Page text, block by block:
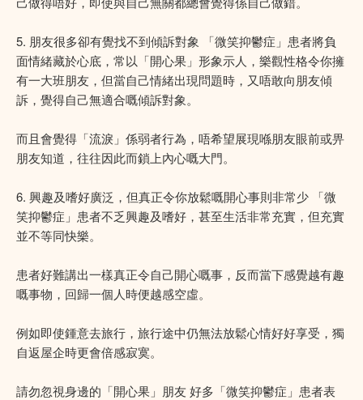
5. 朋友很多卻有覺找不到傾訴對象 「微笑抑鬱症」患者將負
面情緒藏於心底，常以「開心果」形象示人，樂觀性格令你擁
有一大班朋友，但當自己情緒出現問題時，又唔敢向朋友傾
訴，覺得自己無適合嘅傾訴對象。
而且會覺得「流淚」係弱者行為，唔希望展現喺朋友眼前或畀
朋友知道，往往因此而鎖上內心嘅大門。
6. 興趣及嗜好廣泛，但真正令你放鬆嘅開心事則非常少 「微
笑抑鬱症」患者不乏興趣及嗜好，甚至生活非常充實，但充實
並不等同快樂。
患者好難講出一樣真正令自己開心嘅事，反而當下感覺越有趣
嘅事物，回歸一個人時便越感空虛。
例如即使鍾意去旅行，旅行途中仍無法放鬆心情好好享受，獨
自返屋企時更會倍感寂寞。
請勿忽視身邊的「開心果」朋友 好多「微笑抑鬱症」患者表